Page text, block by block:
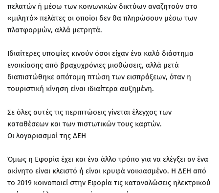
πελατών ή μέσω των κοινωνικών δικτύων αναζητούν στο
«μιλητό» πελάτες οι οποίοι δεν θα πληρώσουν μέσω των
πλατφορμών, αλλά μετρητά.
Ιδιαίτερες υποψίες κινούν όσοι είχαν ένα καλό διάστημα
ενοικίασης από βραχυχρόνιες μισθώσεις, αλλά μετά
διαπιστώθηκε απότομη πτώση των εισπράξεων, όταν η
τουριστική κίνηση είναι ιδιαίτερα αυξημένη.
Σε όλες αυτές τις περιπτώσεις γίνεται έλεγχος των
καταθέσεων και των πιστωτικών τους καρτών.
Οι λογαριασμοί της ΔΕΗ
Όμως η Εφορία έχει και ένα άλλο τρόπο για να ελέγξει αν ένα
ακίνητο είναι κλειστό ή είναι κρυφά νοικιασμένο. Η ΔΕΗ από
το 2019 κοινοποιεί στην Εφορία τις καταναλώσεις ηλεκτρικού